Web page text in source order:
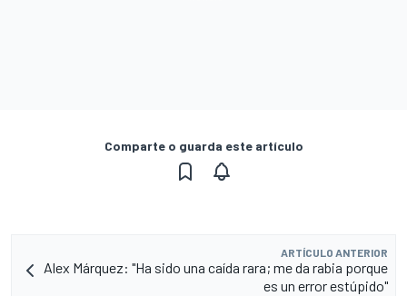
Comparte o guarda este artículo
ARTÍCULO ANTERIOR
Alex Márquez: "Ha sido una caída rara; me da rabia porque
es un error estúpido"